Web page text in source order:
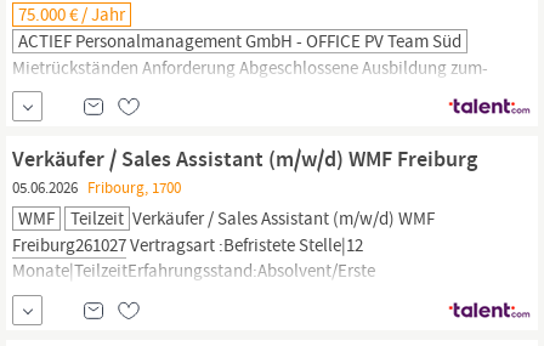
75.000 € / Jahr
ACTIEF Personalmanagement GmbH - OFFICE PV Team Süd
Mietrückständen Anforderung Abgeschlossene Ausbildung zum-
frau (IHK) oder Weiterbildung zum-in; alternativ eine
kaufmännische Ausbildung mit fundierter Berufserfahrung in der
Immobilienwirtschaft Mehrjährige Berufserfahrung in der
Immobilienverwaltung, idealerweise im Gewerbebereich
Erfahrung im Banken-,
Vorteil...
Verkäufer / Sales Assistant (m/w/d) WMF Freiburg
05.06.2026 Fribourg, 1700
WMF Teilzeit Verkäufer / Sales Assistant (m/w/d) WMF
Freiburg261027Vertragsart :Befristete Stelle|12
Monate|TeilzeitErfahrungsstand:Absolvent/Erste
Erfahrung|Wochenstunden:25 Primärer Standort :Europa-
Deutschland-Baden-WürttembergStadt:
Schreibe mit uns